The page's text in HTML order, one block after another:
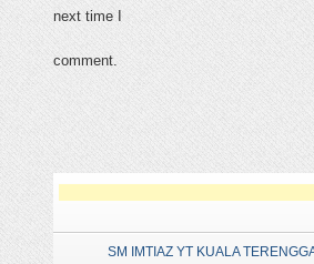
next time I
comment.
SM IMTIAZ YT KUALA